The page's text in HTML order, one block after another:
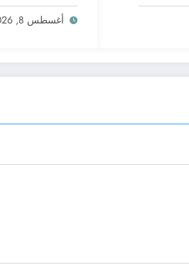
أغسطس 8, 2026